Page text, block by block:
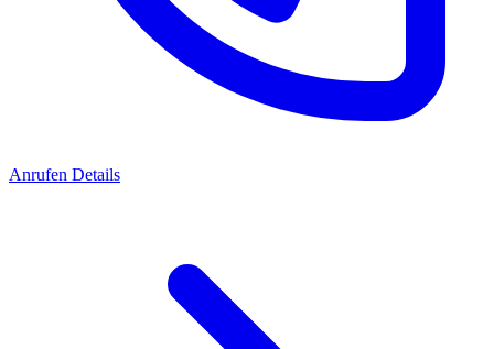
Anrufen Details